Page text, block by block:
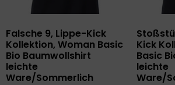
Falsche 9, Lippe-Kick
Kollektion, Woman Basic
Bio Baumwollshirt
leichte
Ware/Sommerlich
Kick
Basic
leichte
Ware/